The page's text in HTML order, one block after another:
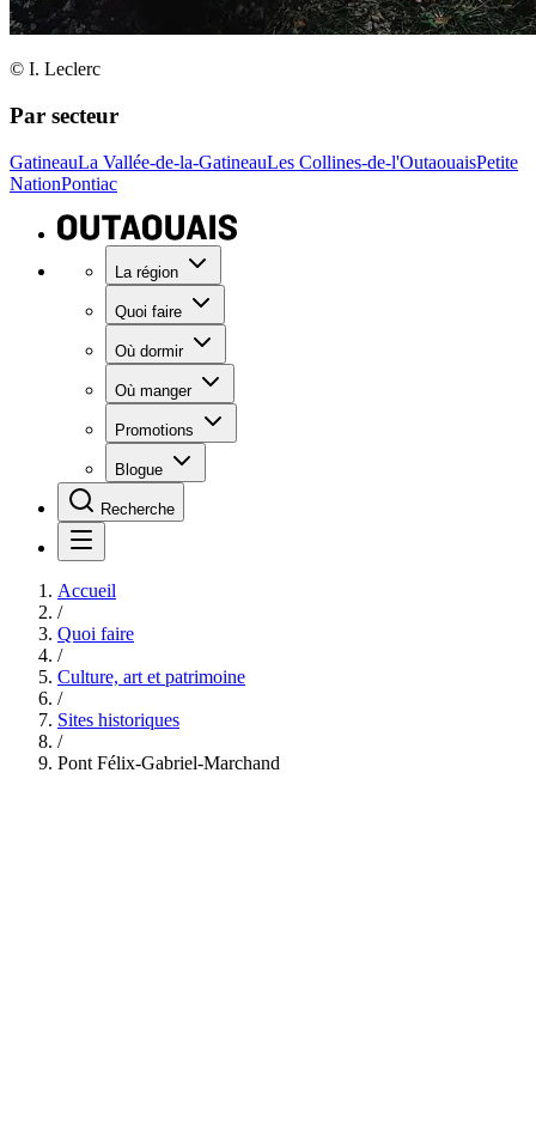
© I. Leclerc
Par secteur
GatineauLa Vallée-de-la-GatineauLes Collines-de-l'OutaouaisPetite
NationPontiac
La région
Quoi faire
Où dormir
Où manger
Promotions
Blogue
Recherche
Accueil
/
Quoi faire
/
Culture, art et patrimoine
/
Sites historiques
/
Pont Félix-Gabriel-Marchand